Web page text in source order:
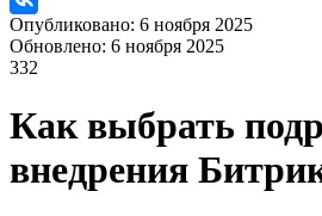
Опубликовано: 6 ноября 2025
Обновлено: 6 ноября 2025
332
Как выбрать
внедрения